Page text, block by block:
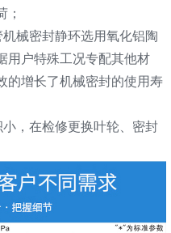
；
械密封静环选用氧化铝陶
用户特殊工况专配其他材
的增长了机械密封的使用寿
，在检修更换叶轮、密封